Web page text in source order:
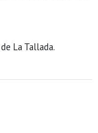
La Tallada.